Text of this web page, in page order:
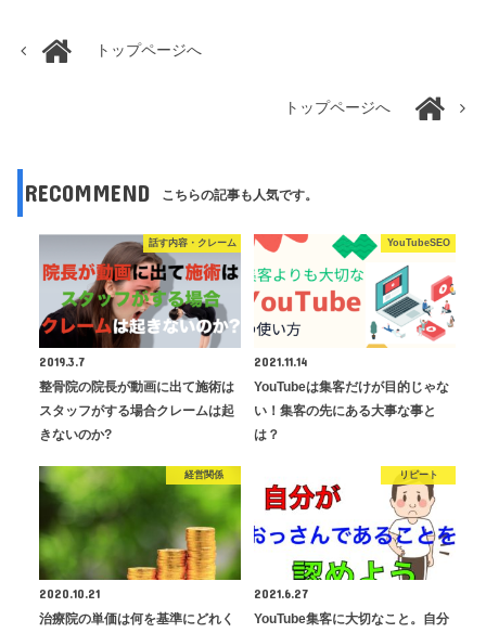
トップページへ
トップページへ
RECOMMEND こちらの記事も人気です。
話す内容・クレーム
2019.3.7
整骨院の院長が動画に出て施術は
スタッフがする場合クレームは起
きないのか?
YouTubeSEO
2021.11.14
YouTubeは集客だけが目的じゃな
い！集客の先にある大事な事と
は？
経営関係
2020.10.21
治療院の単価は何を基準にどれく
リピート
2021.6.27
YouTube集客に大切なこと。自分